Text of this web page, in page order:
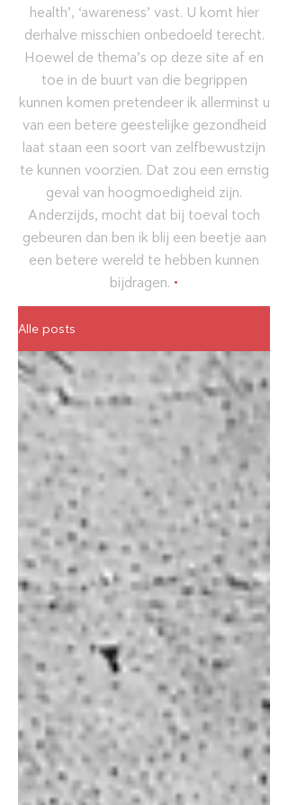
health’, ‘awareness’ vast. U komt hier
derhalve misschien onbedoeld terecht.
Hoewel de thema’s op deze site af en
toe in de buurt van die begrippen
kunnen komen pretendeer ik allerminst u
van een betere geestelijke gezondheid
laat staan een soort van zelfbewustzijn
te kunnen voorzien. Dat zou een ernstig
geval van hoogmoedigheid zijn.
Anderzijds, mocht dat bij toeval toch
gebeuren dan ben ik blij een beetje aan
een betere wereld te hebben kunnen
bijdragen. •
Alle posts